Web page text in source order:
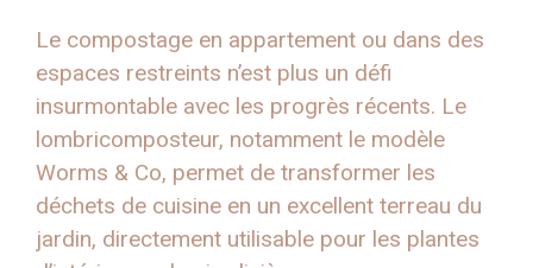
Le compostage en appartement ou dans des
espaces restreints n’est plus un défi
insurmontable avec les progrès récents. Le
lombricomposteur, notamment le modèle
Worms & Co, permet de transformer les
déchets de cuisine en un excellent terreau du
jardin, directement utilisable pour les plantes